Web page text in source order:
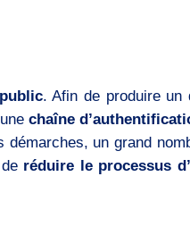
. Afin de produire
chaîne
un grand
réduire le processus